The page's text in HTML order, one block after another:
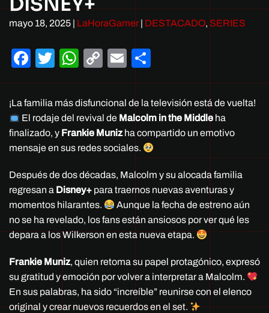
mayo 18, 2025 | LaHoraGamer | DESTACADO, SERIES
Facebook
TwitterWhatsApp
Copy
Link
Email
¡La familia más disfuncional de la televisión está de vuelta!
El rodaje del revival de Malcolm in the Middle ha
finalizado, y Frankie Munizha compartido un emotivo
mensaje en sus redes sociales.
Después de dos décadas, Malcolm y su alocada familia
regresan a Disney+ para traernos nuevas aventuras y
momentos hilarantes.
Aunque la fecha de estreno aún
no se ha revelado, los fans están ansiosos por ver qué les
depara a los Wilkerson en esta nueva etapa.
Frankie Muniz, quien retoma su papel protagónico, expresó
su gratitud y emoción por volver a interpretar a Malcolm.
En sus palabras, ha sido “increíble” reunirse con el elenco
original y crear nuevos recuerdos en el set.